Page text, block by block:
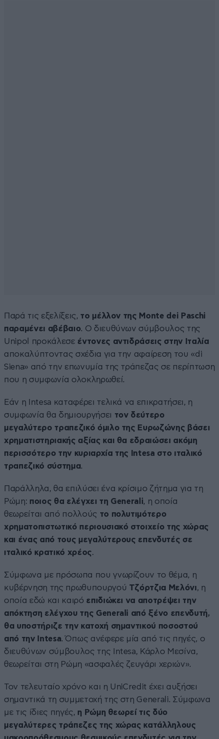
Παρά τις εξελίξεις, το μέλλον της Monte dei Paschi
παραμένει αβέβαιο. Ο διευθύνων σύμβουλος της
Unipol προκάλεσε έντονες αντιδράσεις στην Ιταλία
αποκαλύπτοντας σχέδια για την αφαίρεση του «di
Siena» από την επωνυμία της τράπεζας σε περίπτωση
που η συμφωνία ολοκληρωθεί.
Εάν η Intesa καταφέρει τελικά να επικρατήσει, η
συμφωνία θα δημιουργήσει τον δεύτερο
μεγαλύτερο τραπεζικό όμιλο της Ευρωζώνης βάσει
χρηματιστηριακής αξίας και θα εδραιώσει ακόμη
περισσότερο την κυριαρχία της Intesa στο ιταλικό
τραπεζικό σύστημα.
Παράλληλα, θα επιλύσει ένα κρίσιμο ζήτημα για τη
Ρώμη: ποιος θα ελέγχει τη Generali, η οποία
θεωρείται από πολλούς το πολυτιμότερο
χρηματοπιστωτικό περιουσιακό στοιχείο της χώρας
και ένας από τους μεγαλύτερους επενδυτές σε
ιταλικό κρατικό χρέος.
Σύμφωνα με πρόσωπα που γνωρίζουν το θέμα, η
κυβέρνηση της πρωθυπουργού Τζόρτζια Μελόνι, η
οποία εδώ και καιρό επιδιώκει να αποτρέψει την
απόκτηση ελέγχου της Generali από ξένο επενδυτή,
θα υποστήριζε την κατοχή σημαντικού ποσοστού
από την Intesa. Όπως ανέφερε μία από τις πηγές, ο
διευθύνων σύμβουλος της Intesa, Κάρλο Μεσίνα,
θεωρείται στη Ρώμη «ασφαλές ζευγάρι χεριών».
Τον τελευταίο χρόνο και η UniCredit έχει αυξήσει
σημαντικά τη συμμετοχή της στη Generali. Σύμφωνα
με τις ίδιες πηγές, η Ρώμη θεωρεί τις δύο
μεγαλύτερες τράπεζες της χώρας κατάλληλους